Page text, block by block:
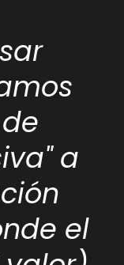
a
el